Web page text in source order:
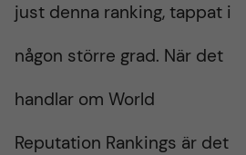
just denna ranking, tappat i
någon större grad. När det
handlar om World
Reputation Rankings är det